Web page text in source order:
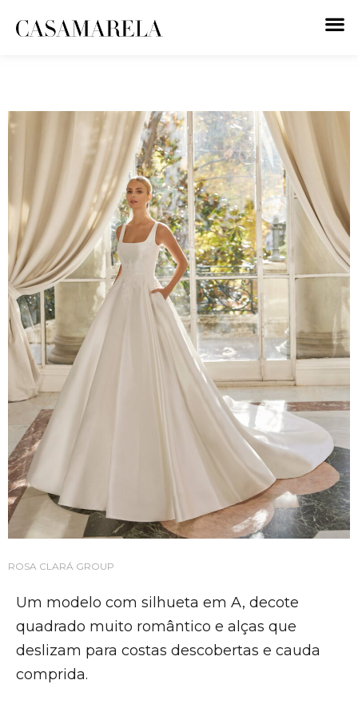
ROSA CLARÁ GROUP
Um modelo com silhueta em A, decote
quadrado muito romântico e alças que
deslizam para costas descobertas e cauda
comprida.